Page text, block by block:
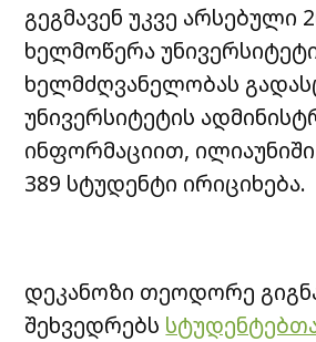
გეგმავენ უკვე არსებული
ხელმოწერა
ხელმძღვანელობას
უნივერსიტეტის
ინფორმაციით, ილიაუნიში
389 სტუდენტი ირიციხება.
დეკანოზი თეოდორე
შეხვედრებს